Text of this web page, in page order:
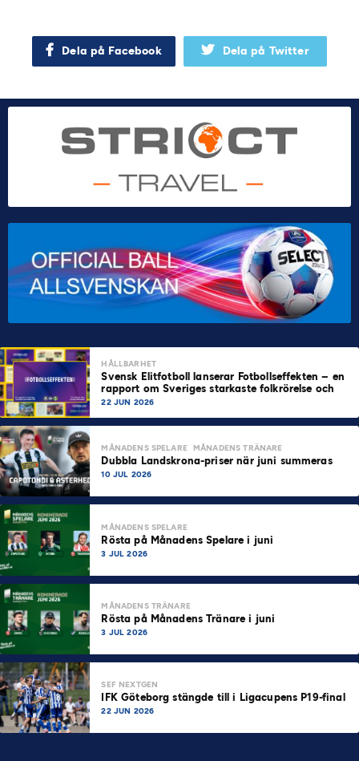
Dela på Facebook Dela på Twitter
HÅLLBARHET
Svensk Elitfotboll lanserar Fotbollseffekten – en
rapport om Sveriges starkaste folkrörelse och
samhällskraft
22 JUN 2026
MÅNADENS SPELARE MÅNADENS TRÄNARE
Dubbla Landskrona-priser när juni summeras
10 JUL 2026
MÅNADENS SPELARE
Rösta på Månadens Spelare i juni
3 JUL 2026
MÅNADENS TRÄNARE
Rösta på Månadens Tränare i juni
3 JUL 2026
SEF NEXTGEN
IFK Göteborg stängde till i Ligacupens P19-final
22 JUN 2026